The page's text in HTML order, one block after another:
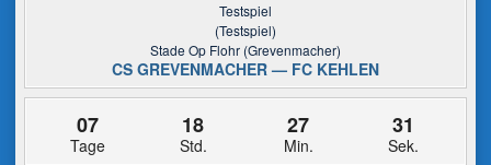
Testspiel
(Testspiel)
Stade Op Flohr (Grevenmacher)
CS GREVENMACHER — FC KEHLEN
07
Tage
18
Std.
27
Min.
31
Sek.